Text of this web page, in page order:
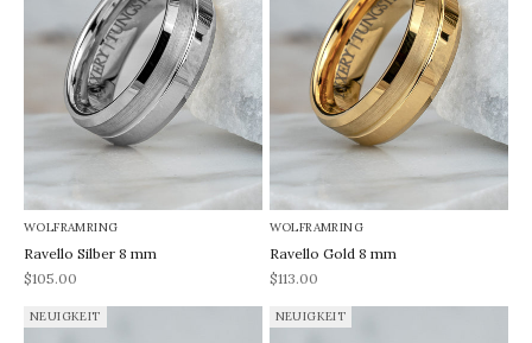
WOLFRAMRING
Ravello Silber 8 mm
REA-pris
$105.00
WOLFRAMRING
Ravello Gold 8 mm
REA-pris
$113.00
NEUIGKEIT NEUIGKEIT